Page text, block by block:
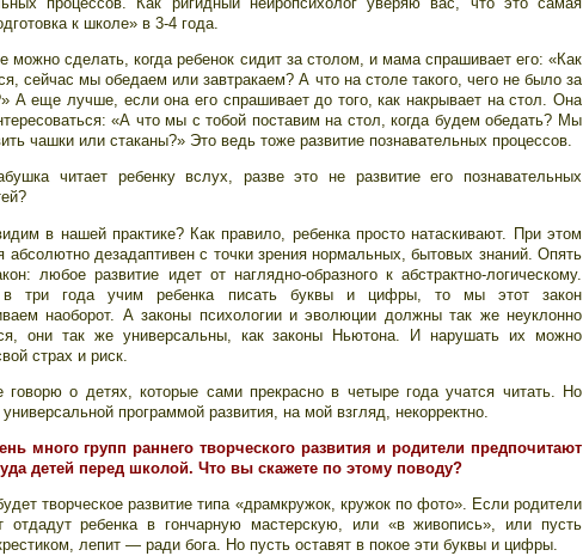
к школе» в 3-4 года.
можно сделать, когда ребенок сидит за столом, и мама спрашивает его: «Как
сейчас мы обедаем или завтракаем? А что на столе такого, чего не было за
А еще лучше, если она его спрашивает до того, как накрывает на стол. Она
«А что мы с тобой поставим на стол, когда будем обедать? Мы
чашки или стаканы?» Это ведь тоже развитие познавательных процессов.
читает ребенку вслух, разве это не развитие его познавательных
в нашей практике? Как правило, ребенка просто натаскивают. При этом
абсолютно дезадаптивен с точки зрения нормальных, бытовых знаний. Опять
любое развитие идет от наглядно-образного к абстрактно-логическому.
три года учим ребенка писать буквы и цифры, то мы этот закон
наоборот. А законы психологии и эволюции должны так же неуклонно
они так же универсальны, как законы Ньютона. И нарушать их можно
страх и риск.
говорю о детях, которые сами прекрасно в четыре года учатся читать. Но
программой развития, на мой взгляд, некорректно.
много групп раннего творческого развития и родители предпочитают
детей перед школой. Что вы скажете по этому поводу?
творческое развитие типа «драмкружок, кружок по фото». Если родители
отдадут ребенка в гончарную мастерскую, или «в живопись», или пусть
лепит — ради бога. Но пусть оставят в покое эти буквы и цифры.